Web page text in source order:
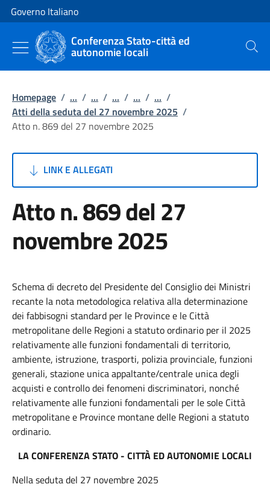
Vai al contenuto
Vai alla navigazione del sito
Governo Italiano
Conferenza Stato-città ed
autonomie locali Cerca
Homepage / ... / ... / ... / ... / ... /
Atti della seduta del 27 novembre 2025 /
Atto n. 869 del 27 novembre 2025
LINK E ALLEGATI
Atto n. 869 del 27
novembre 2025
Schema di decreto del Presidente del Consiglio dei Ministri
recante la nota metodologica relativa alla determinazione
dei fabbisogni standard per le Province e le Città
metropolitane delle Regioni a statuto ordinario per il 2025
relativamente alle funzioni fondamentali di territorio,
ambiente, istruzione, trasporti, polizia provinciale, funzioni
generali, stazione unica appaltante/centrale unica degli
acquisti e controllo dei fenomeni discriminatori, nonché
relativamente alle funzioni fondamentali per le sole Città
metropolitane e Province montane delle Regioni a statuto
ordinario.
LA CONFERENZA STATO - CITTÀ ED AUTONOMIE LOCALI
Nella seduta del 27 novembre 2025